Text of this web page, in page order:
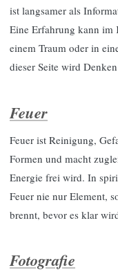
ist langsamer als
Eine Erfahrung kann
einem Traum oder in
dieser Seite wird
Feuer
Feuer ist Reinigung,
Formen und macht
Energie frei wird. In
Feuer nie nur Element,
brennt, bevor es klar
Fotografie